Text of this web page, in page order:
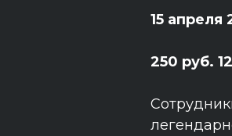
15 апреля
250 руб.